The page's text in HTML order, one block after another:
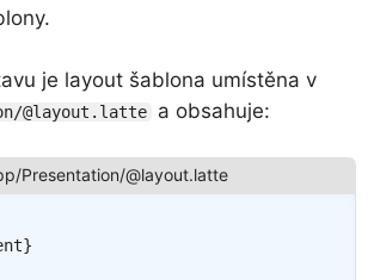
je layout šablona umístěna v
@layout.latte a obsahuje:
}